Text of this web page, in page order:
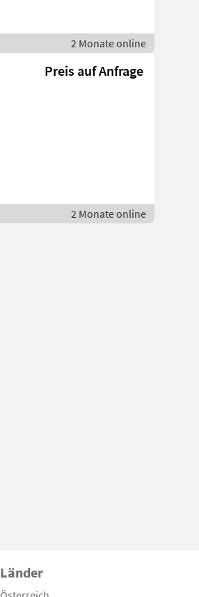
2 Monate online
Preis auf Anfrage
2 Monate online
Länder